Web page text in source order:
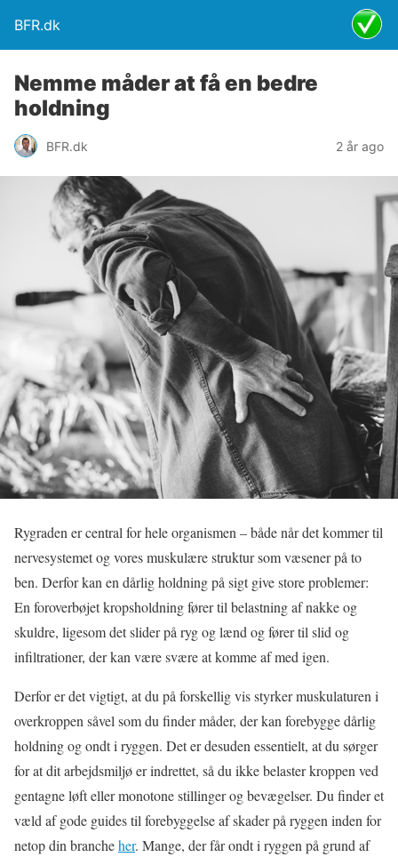
BFR.dk
Nemme måder at få en bedre
holdning
BFR.dk 2 år ago
Rygraden er central for hele organismen – både når det kommer til
nervesystemet og vores muskulære struktur som væsener på to
ben. Derfor kan en dårlig holdning på sigt give store problemer:
En foroverbøjet kropsholdning fører til belastning af nakke og
skuldre, ligesom det slider på ryg og lænd og fører til slid og
infiltrationer, der kan være svære at komme af med igen.
Derfor er det vigtigt, at du på forskellig vis styrker muskulaturen i
overkroppen såvel som du finder måder, der kan forebygge dårlig
holdning og ondt i ryggen. Det er desuden essentielt, at du sørger
for at dit arbejdsmiljø er indrettet, så du ikke belaster kroppen ved
gentagne løft eller monotone stillinger og bevægelser. Du finder et
væld af gode guides til forebyggelse af skader på ryggen inden for
netop din brancheher. Mange, der får ondt i ryggen på grund af